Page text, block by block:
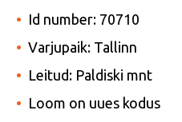
Id number: 70710
Varjupaik: Tallinn
Leitud: Paldiski mnt
Loom on uues kodus